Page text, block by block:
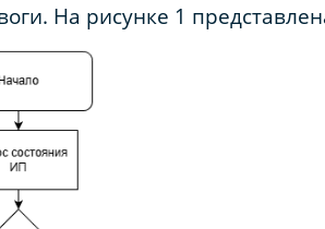
На рисунке 1